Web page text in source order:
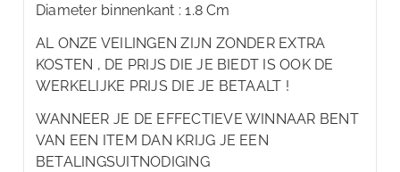
Diameter binnenkant : 1.8 Cm
AL ONZE VEILINGEN ZIJN ZONDER EXTRA
KOSTEN , DE PRIJS DIE JE BIEDT IS OOK DE
WERKELIJKE PRIJS DIE JE BETAALT !
WANNEER JE DE EFFECTIEVE WINNAAR BENT
VAN EEN ITEM DAN KRIJG JE EEN
BETALINGSUITNODIGING